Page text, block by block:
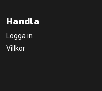
Handla
Logga in
Villkor